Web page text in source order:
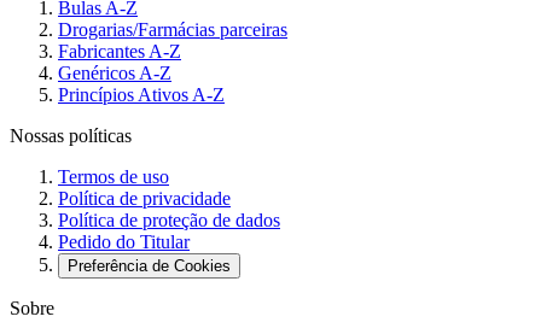
Bulas A-Z
Drogarias/Farmácias parceiras
Fabricantes A-Z
Genéricos A-Z
Princípios Ativos A-Z
Nossas políticas
Termos de uso
Política de privacidade
Política de proteção de dados
Pedido do Titular
Preferência de Cookies
Sobre